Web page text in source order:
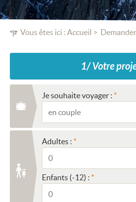
Vous êtes ici : Accueil
1/ Votre
Je souhaite voyager :
Adultes :
Enfants (-12) :